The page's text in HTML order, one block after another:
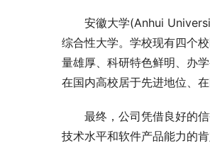
安徽大学(Anhui
综合性大学。学校现有四个
量雄厚、科研特色鲜明、办
在国内高校居于先进地位、
最终，公司凭借良好的
技术水平和软件产品能力的